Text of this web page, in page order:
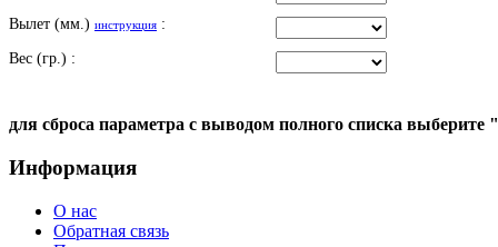
Вылет (мм.) инструкция :
Вес (гр.) :
для сброса параметра с выводом полного списка
Информация
О нас
Обратная связь